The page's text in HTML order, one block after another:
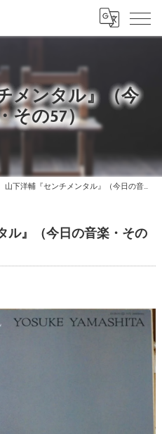
メンタル』（今
その57）
山下洋輔『センチメンタル』（今日の音楽・その57）
ル』（今日の音楽・その